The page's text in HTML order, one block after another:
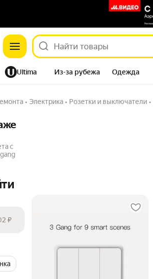
Ultima Из-за рубежа Одежда
• Электрика • Розетки и выключатели •
с
₽